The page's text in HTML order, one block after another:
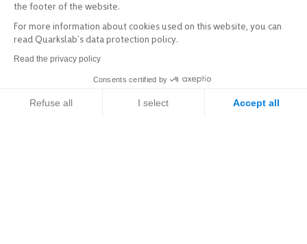
the footer of the website.
For more information about cookies used on this website, you can
read Quarkslab’s data protection policy.
Read the privacy policy
Consents certified by
Refuse all I select Accept all